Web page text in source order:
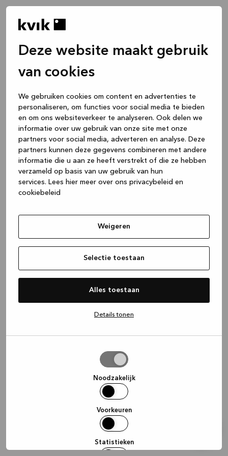
Deze website maakt gebruik
van cookies
We gebruiken cookies om content en advertenties te
personaliseren, om functies voor social media te bieden
en om ons websiteverkeer te analyseren. Ook delen we
informatie over uw gebruik van onze site met onze
partners voor social media, adverteren en analyse. Deze
partners kunnen deze gegevens combineren met andere
informatie die u aan ze heeft verstrekt of die ze hebben
verzameld op basis van uw gebruik van hun
services. Lees hier meer over ons privacybeleid en
cookiebeleid
Weigeren
Selectie toestaan
Alles toestaan
Details tonen
Noodzakelijk
Voorkeuren
Statistieken
(see the browser console for more
information).